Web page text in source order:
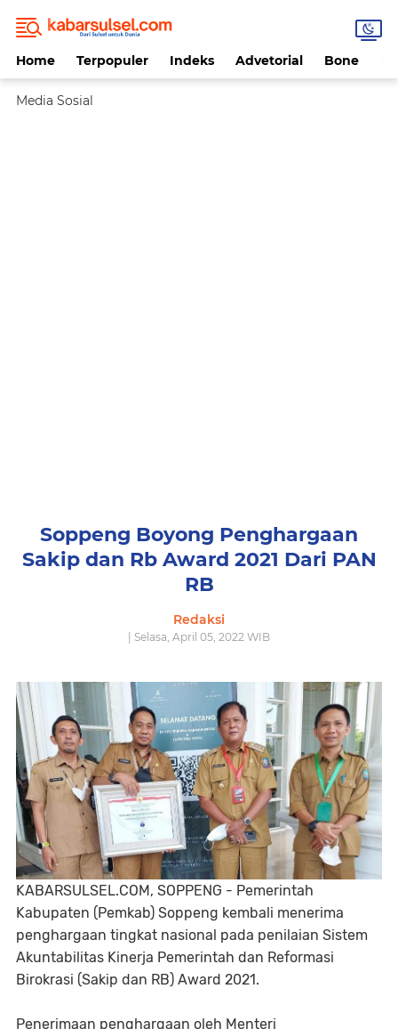
Home Terpopuler Indeks Advetorial Bone
Media Sosial
Soppeng Boyong Penghargaan
Sakip dan Rb Award 2021 Dari PAN
RB
Redaksi
| Selasa, April 05, 2022 WIB
KABARSULSEL.COM, SOPPENG - Pemerintah
Kabupaten (Pemkab) Soppeng kembali menerima
penghargaan tingkat nasional pada penilaian Sistem
Akuntabilitas Kinerja Pemerintah dan Reformasi
Birokrasi (Sakip dan RB) Award 2021.
Penerimaan penghargaan oleh Menteri